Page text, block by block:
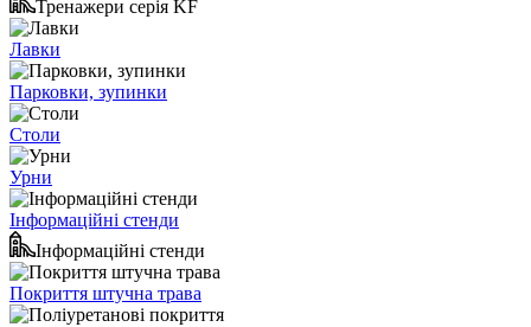
Тренажери серія KF
Лавки
Парковки, зупинки
Столи
Урни
Інформаційні стенди
Інформаційні стенди
Покриття штучна трава